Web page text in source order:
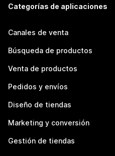
Categorías de aplicaciones
Canales de venta
Búsqueda de productos
Venta de productos
Pedidos y envíos
Diseño de tiendas
Marketing y conversión
Gestión de tiendas